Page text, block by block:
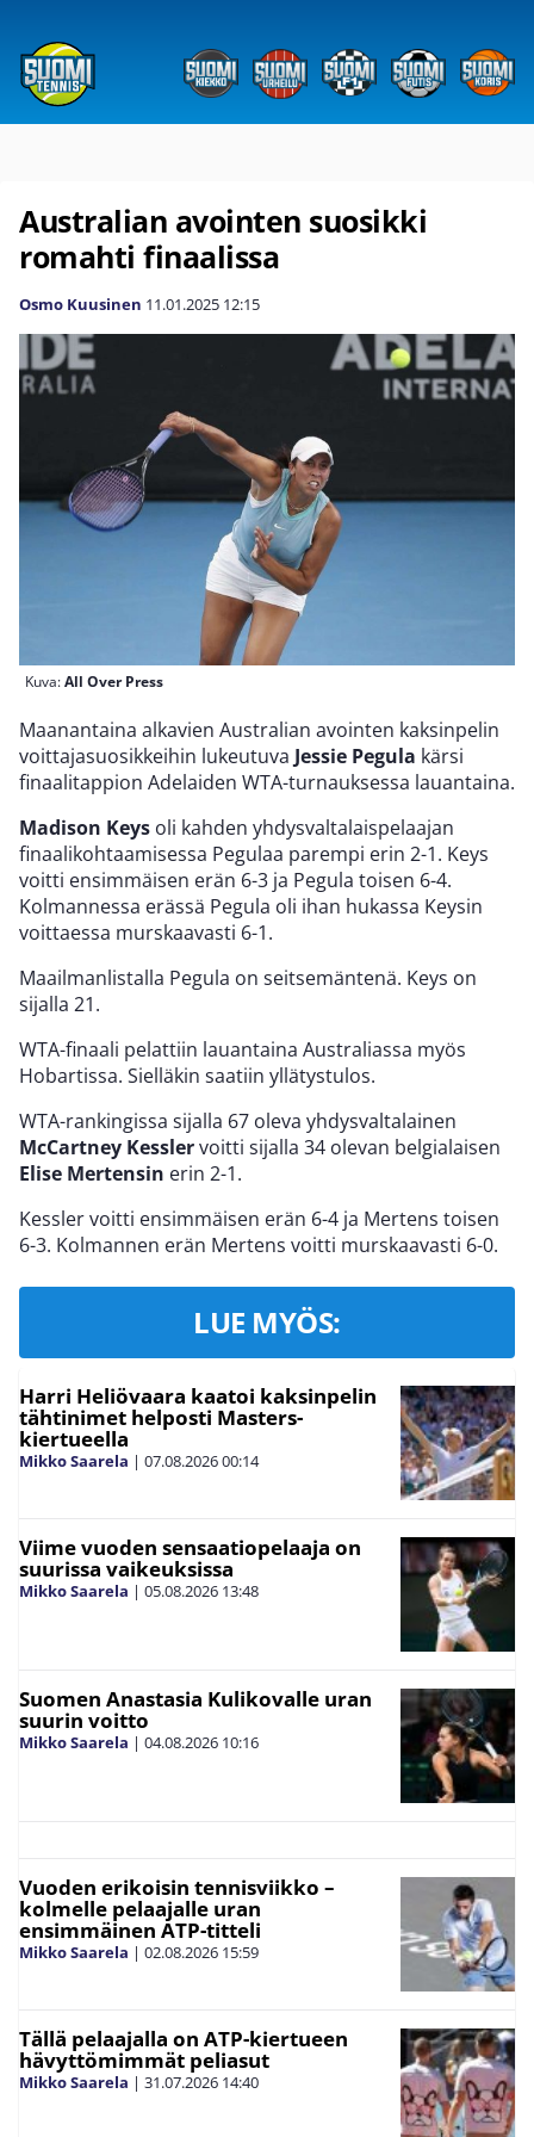
Australian avointen suosikki
romahti finaalissa
Osmo Kuusinen 11.01.2025 12:15
Kuva:All Over Press
Maanantaina alkavien Australian avointen kaksinpelin
voittajasuosikkeihin lukeutuva Jessie Pegula kärsi
finaalitappion Adelaiden WTA-turnauksessa lauantaina.
Madison Keys oli kahden yhdysvaltalaispelaajan
finaalikohtaamisessa Pegulaa parempi erin 2-1. Keys
voitti ensimmäisen erän 6-3 ja Pegula toisen 6-4.
Kolmannessa erässä Pegula oli ihan hukassa Keysin
voittaessa murskaavasti 6-1.
Maailmanlistalla Pegula on seitsemäntenä. Keys on
sijalla 21.
WTA-finaali pelattiin lauantaina Australiassa myös
Hobartissa. Sielläkin saatiin yllätystulos.
WTA-rankingissa sijalla 67 oleva yhdysvaltalainen
McCartney Kesslervoitti sijalla 34 olevan belgialaisen
Elise Mertensin erin 2-1.
Kessler voitti ensimmäisen erän 6-4 ja Mertens toisen
6-3. Kolmannen erän Mertens voitti murskaavasti 6-0.
LUE MYÖS:
Harri Heliövaara kaatoi kaksinpelin
tähtinimet helposti Masters-
kiertueella
Mikko Saarela | 07.08.202600:14
Viime vuoden sensaatiopelaaja on
suurissa vaikeuksissa
Mikko Saarela | 05.08.2026 13:48
Suomen Anastasia Kulikovalle uran
suurin voitto
Mikko Saarela | 04.08.2026 10:16
Vuoden erikoisin tennisviikko –
kolmelle pelaajalle uran
ensimmäinen ATP-titteli
Mikko Saarela | 02.08.2026 15:59
Tällä pelaajalla on ATP-kiertueen
hävyttömimmät peliasut
Mikko Saarela | 31.07.2026 14:40